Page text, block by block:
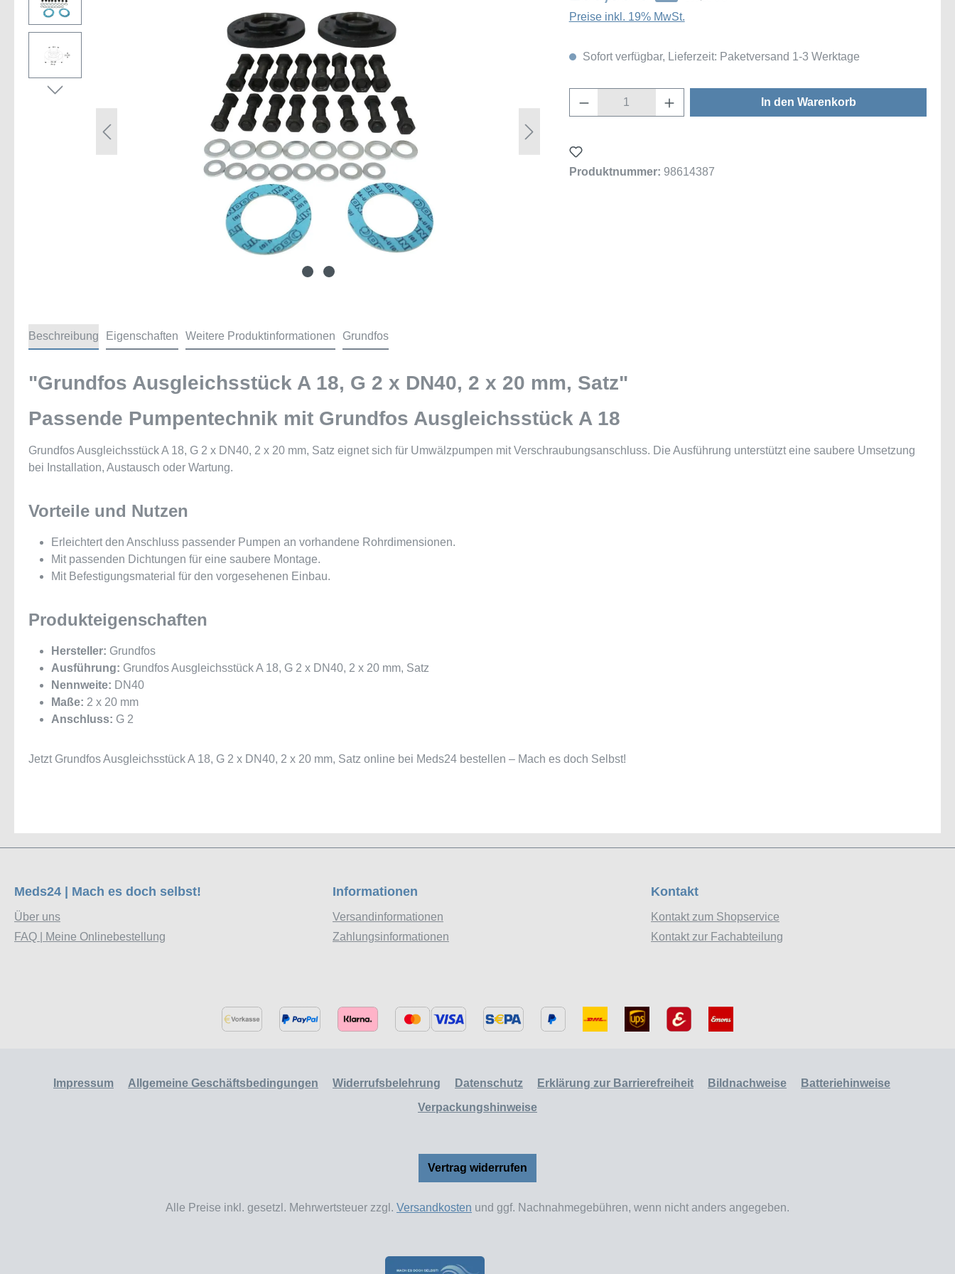
Preise inkl. 19% MwSt.
Sofort verfügbar, Lieferzeit: Paketversand 1-3 Werktage
Produkt Anzahl: Gib den gewünschten Wert ein
In den Warenkorb
Produktnummer: 98614387
Beschreibung Eigenschaften Weitere Produktinformationen Grundfos
"Grundfos Ausgleichsstück A 18, G 2 x DN40, 2 x 20 mm, Satz"
Passende Pumpentechnik mit Grundfos Ausgleichsstück A 18
Grundfos Ausgleichsstück A 18, G 2 x DN40, 2 x 20 mm, Satz eignet sich für Umwälzpumpen mit Verschraubungsanschluss. Die Ausführung unterstützt eine saubere Umsetzung
bei Installation, Austausch oder Wartung.
Vorteile und Nutzen
Erleichtert den Anschluss passender Pumpen an vorhandene Rohrdimensionen.
Mit passenden Dichtungen für eine saubere Montage.
Mit Befestigungsmaterial für den vorgesehenen Einbau.
Produkteigenschaften
Hersteller: Grundfos
Ausführung: Grundfos Ausgleichsstück A 18, G 2 x DN40, 2 x 20 mm, Satz
Nennweite: DN40
Maße: 2 x 20 mm
Anschluss: G 2
Jetzt Grundfos Ausgleichsstück A 18, G 2 x DN40, 2 x 20 mm, Satz online bei Meds24 bestellen – Mach es doch Selbst!
Meds24 | Mach es doch selbst!
Über uns
FAQ | Meine Onlinebestellung
Informationen
Versandinformationen
Zahlungsinformationen
Kontakt
Kontakt zum Shopservice
Kontakt zur Fachabteilung
Impressum Allgemeine Geschäftsbedingungen Widerrufsbelehrung Datenschutz Erklärung zur Barrierefreiheit Bildnachweise
Batteriehinweise
Verpackungshinweise
Vertrag widerrufen
Alle Preise inkl. gesetzl. Mehrwertsteuer zzgl. Versandkosten und ggf. Nachnahmegebühren, wenn nicht anders angegeben.